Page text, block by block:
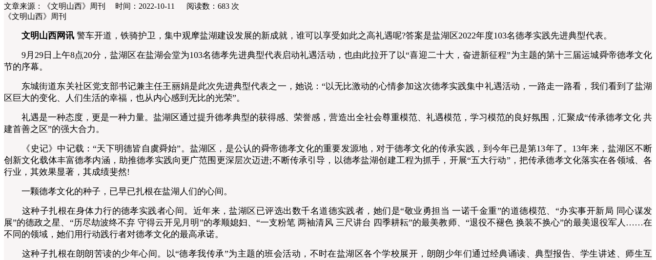
文章来源：《文明山西》周刊 时间：2022-10-11 阅读数： 683 次
《文明山西》周刊
文明山西网讯 警车开道，铁骑护卫，集中观摩盐湖建设发展的新成就，谁可以享受如此之高礼遇呢?答案是盐湖区2022年度103名德孝实践先进典型代表。
9月29日上午8点20分，盐湖区在盐湖会堂为103名德孝先进典型代表启动礼遇活动，也由此拉开了以“喜迎二十大，奋进新征程”为主题的第十三届运城舜帝德孝文化
节的序幕。
东城街道东关社区党支部书记兼主任王丽娟是此次先进典型代表之一，她说：“以无比激动的心情参加这次德孝实践集中礼遇活动，一路走一路看，我们看到了盐湖
区巨大的变化、人们生活的幸福，也从内心感到无比的光荣”。
礼遇是一种态度，更是一种力量。盐湖区通过提升德孝典型的获得感、荣誉感，营造出全社会尊重模范、礼遇模范，学习模范的良好氛围，汇聚成“传承德孝文化 共
建首善之区”的强大合力。
《史记》中记载：“天下明德皆自虞舜始”。盐湖区，是公认的舜帝德孝文化的重要发源地，对于德孝文化的传承实践，到今年已是第13年了。13年来，盐湖区不断
创新文化载体丰富德孝内涵，助推德孝实践向更广范围更深层次迈进;不断传承引导，以德孝盐湖创建工程为抓手，开展“五大行动”，把传承德孝文化落实在各领域、各
行业，其效果显著，其成绩斐然!
一颗德孝文化的种子，已早已扎根在盐湖人们的心间。
这种子扎根在身体力行的德孝实践者心间。近年来，盐湖区已评选出数千名道德实践者，她们是“敬业勇担当 一诺千金重”的道德模范、“办实事开新局 同心谋发
展”的德政之星、“历尽劫波终不弃 守得云开见月明”的孝顺媳妇、“一支粉笔 两袖清风 三尺讲台 四季耕耘”的最美教师、“退役不褪色 换装不换心”的最美退役军人……在
不同的领域，她们用行动践行者对德孝文化的最高承诺。
这种子扎根在朗朗苦读的少年心间。以“德孝我传承”为主题的班会活动，不时在盐湖区各个学校展开，朗朗少年们通过经典诵读、典型报告、学生讲述、师生互